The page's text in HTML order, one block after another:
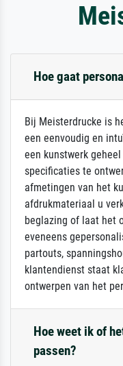
Hoe gaat
Bij Meisterdrucke is
een eenvoudig en
een kunstwerk
specificaties te
afmetingen van het
afdrukmateriaal u
beglazing of laat het
eveneens
partouts,
klantendienst staat
ontwerpen van het
Hoe weet ik of
passen?